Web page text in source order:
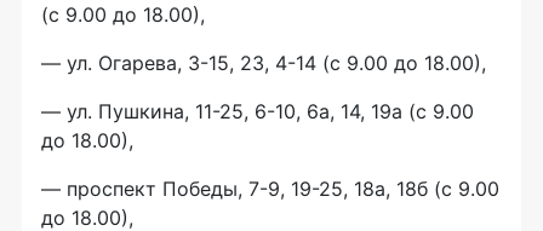
(с 9.00 до 18.00),
— ул. Огарева, 3-15, 23, 4-14 (с 9.00 до 18.00),
— ул. Пушкина, 11-25, 6-10, 6а, 14, 19а (с 9.00
до 18.00),
— проспект Победы, 7-9, 19-25, 18а, 18б (с 9.00
до 18.00),